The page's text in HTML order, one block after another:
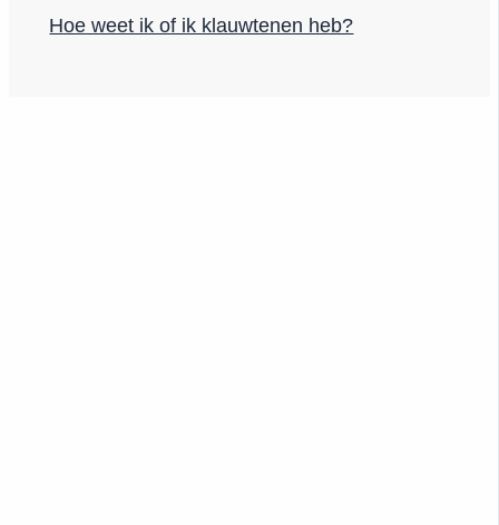
Hoe weet ik of ik klauwtenen heb?